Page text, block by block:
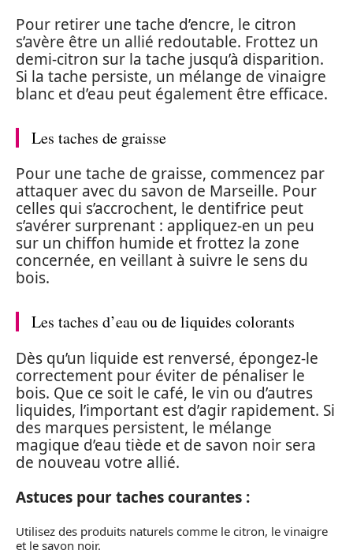
Pour retirer une tache d’encre, le citron
s’avère être un allié redoutable. Frottez un
demi-citron sur la tache jusqu’à disparition.
Si la tache persiste, un mélange de vinaigre
blanc et d’eau peut également être efficace.
Les taches de graisse
Pour une tache de graisse, commencez par
attaquer avec du savon de Marseille. Pour
celles qui s’accrochent, le dentifrice peut
s’avérer surprenant : appliquez-en un peu
sur un chiffon humide et frottez la zone
concernée, en veillant à suivre le sens du
bois.
Les taches d’eau ou de liquides colorants
Dès qu’un liquide est renversé, épongez-le
correctement pour éviter de pénaliser le
bois. Que ce soit le café, le vin ou d’autres
liquides, l’important est d’agir rapidement. Si
des marques persistent, le mélange
magique d’eau tiède et de savon noir sera
de nouveau votre allié.
Astuces pour taches courantes :
Utilisez des produits naturels comme le citron, le vinaigre
et le savon noir.